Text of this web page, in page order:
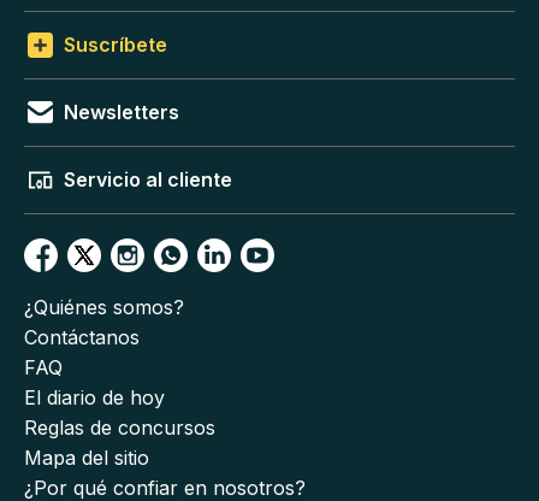
Suscríbete
Newsletters
Servicio al cliente
¿Quiénes somos?
Contáctanos
FAQ
El diario de hoy
Reglas de concursos
Mapa del sitio
¿Por qué confiar en nosotros?